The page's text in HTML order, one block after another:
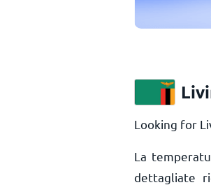
Looking for
La
dettagliate